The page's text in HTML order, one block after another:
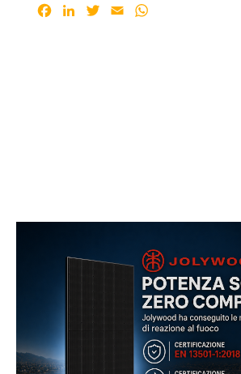
Facebook
LinkedInTwitter
Email